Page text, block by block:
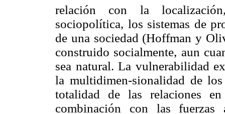
relación con la
sociopolítica, los sistemas de
de una sociedad (Hoffman y
construido socialmente, aun
sea natural. La vulnerabilidad
la multidimen-sionalidad de
totalidad de las relaciones
combinación con las fuerzas